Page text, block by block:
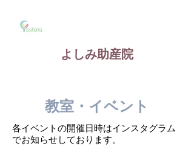
よしみ助産院
​教室・イベント
各イベントの開催日時はインスタグラム
で​お知らせしております。